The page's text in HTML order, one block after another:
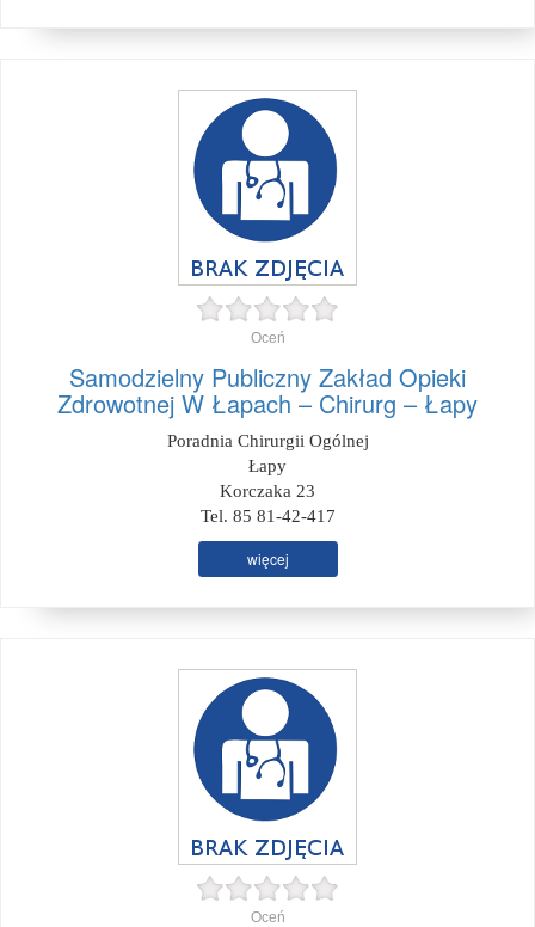
Oceń
Samodzielny Publiczny Zakład Opieki
Zdrowotnej W Łapach – Chirurg – Łapy
Poradnia Chirurgii Ogólnej
Łapy
Korczaka 23
Tel. 85 81-42-417
więcej
Oceń